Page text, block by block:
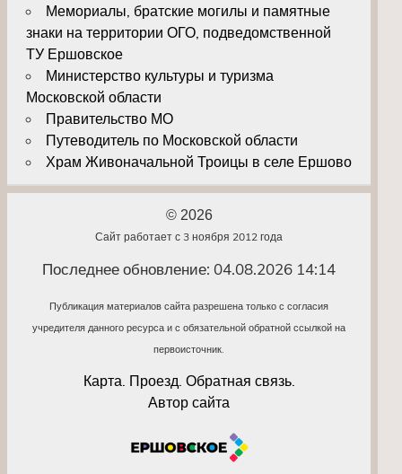
Мемориалы, братские могилы и памятные
знаки на территории ОГО, подведомственной
ТУ Ершовское
Министерство культуры и туризма
Московской области
Правительство МО
Путеводитель по Московской области
Храм Живоначальной Троицы в селе Ершово
© 2026
Сайт работает с 3 ноября 2012 года
Последнее обновление: 04.08.2026 14:14
Публикация материалов сайта разрешена только с согласия
учредителя данного ресурса и с обязательной обратной ссылкой на
первоисточник.
Карта. Проезд. Обратная связь.
Автор сайта